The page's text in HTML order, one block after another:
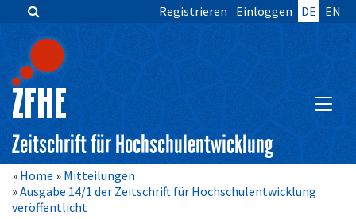
Zum
springen
Hauptnavigation
Inhalt
Sidebar
Registrieren Einloggen DE EN
Zeitschrift für Hochschulentwicklung
Home
Mitteilungen
Ausgabe 14/1 der Zeitschrift für Hochschulentwicklung
veröffentlicht